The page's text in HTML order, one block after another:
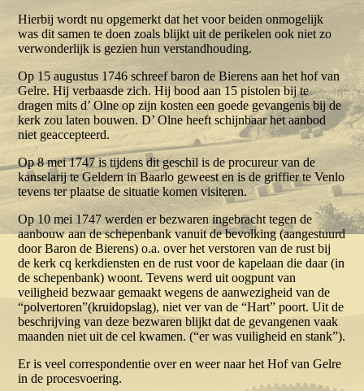
Hierbij wordt nu opgemerkt dat het voor beiden onmogelijk
was dit samen te doen zoals blijkt uit de perikelen ook niet zo
verwonderlijk is gezien hun verstandhouding.
Op 15 augustus 1746 schreef baron de Bierens aan het hof van
Gelre. Hij verbaasde zich. Hij bood aan 15 pistolen bij te
dragen mits d’ Olne op zijn kosten een goede gevangenis bij de
kerk zou laten bouwen. D’ Olne heeft schijnbaar het aanbod
niet geaccepteerd.
Op 8 mei 1747 is tijdens dit geschil is de procureur van de
kanselarij te Geldern in Baarlo geweest en is de griffier te Venlo
tevens ter plaatse de situatie komen visiteren.
Op 10 mei 1747 werden er bezwaren ingebracht tegen de
aanbouw aan de schepenbank vanuit de bevolking (aangestuurd
door Baron de Bierens) o.a. over het verstoren van de rust bij
de kerk cq kerkdiensten en de rust voor de kapelaan die daar (in
de schepenbank) woont. Tevens werd uit oogpunt van
veiligheid bezwaar gemaakt wegens de aanwezigheid van de
“polvertoren”(kruidopslag), niet ver van de “Hart” poort. Uit de
beschrijving van deze bezwaren blijkt dat de gevangenen vaak
maanden niet uit de cel kwamen. (“er was vuiligheid en stank”).
Er is veel correspondentie over en weer naar het Hof van Gelre
in de procesvoering.